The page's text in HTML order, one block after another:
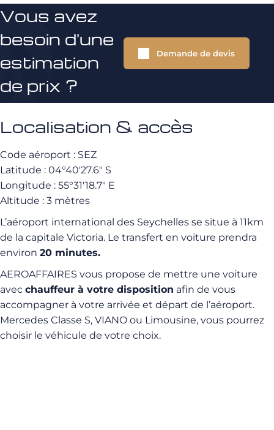
Vous avez
besoin d'une
estimation
de prix ?
Demande de devis
Localisation & accès
Code aéroport : SEZ
Latitude : 04°40′27.6″ S
Longitude : 55°31′18.7″ E
Altitude : 3 mètres
L’aéroport international des Seychelles se situe à 11km
de la capitale Victoria. Le transfert en voiture prendra
environ 20 minutes.
AEROAFFAIRES vous propose de mettre une voiture
avec chauffeur à votre disposition afin de vous
accompagner à votre arrivée et départ de l’aéroport.
Mercedes Classe S, VIANO ou Limousine, vous pourrez
choisir le véhicule de votre choix.